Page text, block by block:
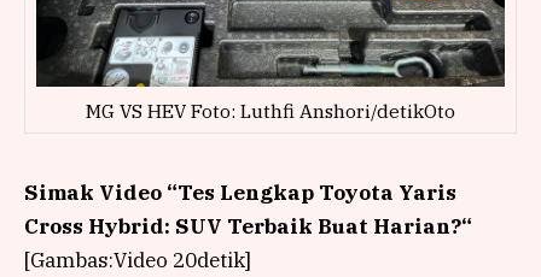
MG VS HEV Foto: Luthfi Anshori/detikOto
Simak Video “Tes Lengkap Toyota Yaris
Cross Hybrid: SUV Terbaik Buat Harian?“
[Gambas:Video 20detik]